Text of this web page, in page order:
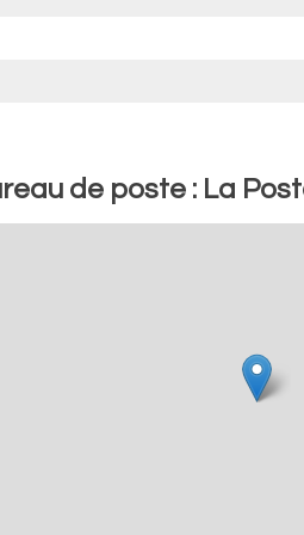
de poste : La